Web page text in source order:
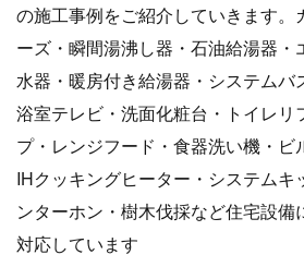
の施工事例をご紹介していきます。
ーズ・瞬間湯沸し器・石油給湯器・
水器・暖房付き給湯器・システムバ
浴室テレビ・洗面化粧台・トイレリ
プ・レンジフード・食器洗い機・ビ
IHクッキングヒーター・システムキ
ンターホン・樹木伐採など住宅設備
対応しています